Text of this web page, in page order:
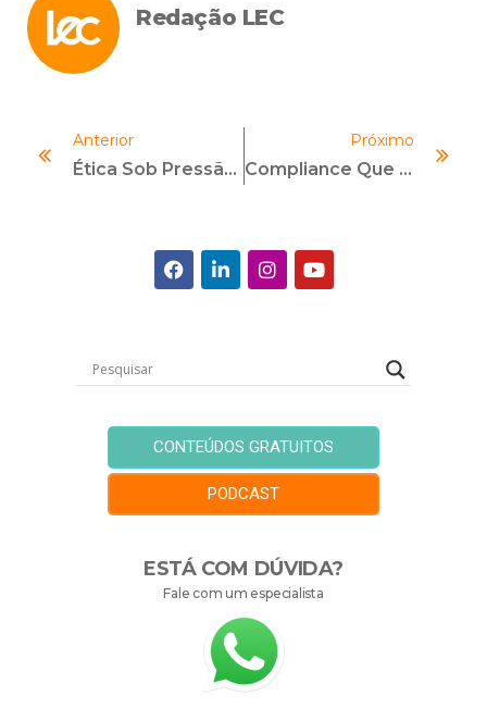
Redação LEC
Anterior
Ética Sob Pressão: O Que Sustenta Você Quando Tudo Aperta?
Próximo
Compliance Que Dá Lucro: Um Novo Olhar Sobre Integridade Nos Negócios
CONTEÚDOS GRATUITOS
PODCAST
ESTÁ COM DÚVIDA?
Fale com um especialista